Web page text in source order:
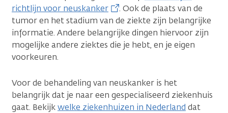
richtlijn voor neuskanker
. Ook de plaats van de
tumor en het stadium van de ziekte zijn belangrijke
informatie. Andere belangrijke dingen hiervoor zijn
mogelijke andere ziektes die je hebt, en je eigen
voorkeuren.
Voor de behandeling van neuskanker is het
belangrijk dat je naar een gespecialiseerd ziekenhuis
gaat. Bekijkwelke ziekenhuizen in Nederland dat